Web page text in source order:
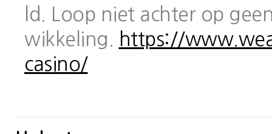
ld. Loop niet achter op
wikkeling.
https://
casino/